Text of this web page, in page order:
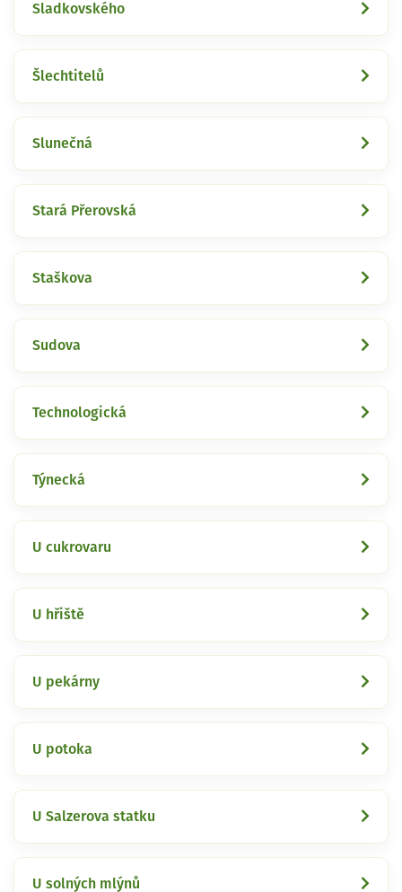
Sladkovského
Šlechtitelů
Slunečná
Stará Přerovská
Staškova
Sudova
Technologická
Týnecká
U cukrovaru
U hřiště
U pekárny
U potoka
U Salzerova statku
U solných mlýnů